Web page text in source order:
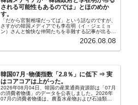
される可能性もあるのでは」とほのめか
す。
「だから官製相場だってば」という話なのですが、
さすがの韓国メディアでも李在明（イ・ジェミョ
ン）さんと愉快な仲間たちを非難する記事が出るよ
『朝鮮日報』に面白い記事が出ています。「東西南
2026.08.08
韓国07月･物価指数「2.8％」に低下 ⇒ 実
はコアコアは上がった。
2026年08月04日、韓国の産業通商資源部は「07月
の消費者物価」のデータを公表しました。2026年
07月の消費者物価は、農畜水産物および石油類の